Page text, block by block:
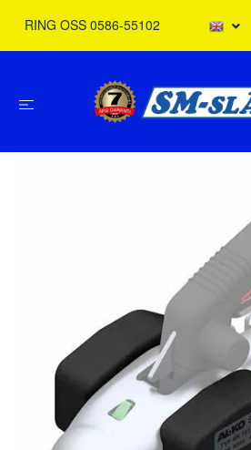
RING OSS 0586-55102